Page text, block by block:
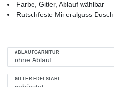
Farbe, Gitter, Ablauf wählbar
Rutschfeste Mineralguss
ABLAUFGARNITUR
GITTER EDELSTAHL